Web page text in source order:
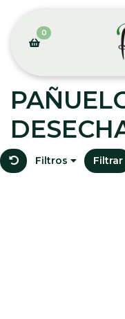
0
Filtros Filtrar